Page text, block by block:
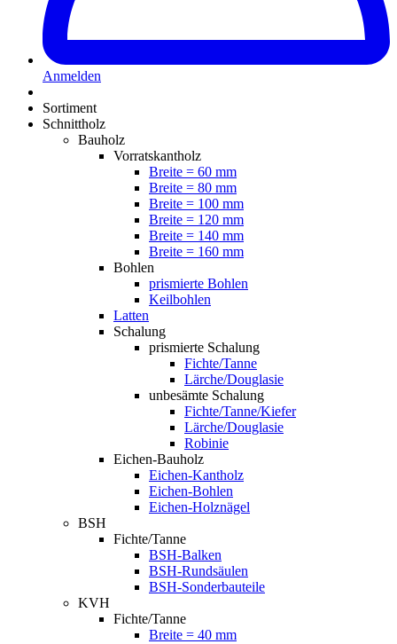
Anmelden
Sortiment
Schnittholz
Bauholz
Vorratskantholz
Breite = 60 mm
Breite = 80 mm
Breite = 100 mm
Breite = 120 mm
Breite = 140 mm
Breite = 160 mm
Bohlen
prismierte Bohlen
Keilbohlen
Latten
Schalung
prismierte Schalung
Fichte/Tanne
Lärche/Douglasie
unbesämte Schalung
Fichte/Tanne/Kiefer
Lärche/Douglasie
Robinie
Eichen-Bauholz
Eichen-Kantholz
Eichen-Bohlen
Eichen-Holznägel
BSH
Fichte/Tanne
BSH-Balken
BSH-Rundsäulen
BSH-Sonderbauteile
KVH
Fichte/Tanne
Breite = 40 mm